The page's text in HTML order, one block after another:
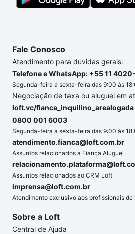
Fale Conosco
Atendimento para dúvidas gerais:
Telefone e WhatsApp: +55 11
Segunda-feira a sexta-feira das 9:00 às
Negociação de taxa ou aluguel em
loft.vc/fianca_inquilino_arealogada
0800 001 6003
Segunda-feira a sexta-feira das 9:00 às
atendimento.fianca@loft.com.br
Assuntos relacionados a Fiança Aluguel
Assuntos relacionados ao CRM Loft
imprensa@loft.com.br
Atendimento exclusivo aos profissionais de
Sobre a Loft
Central de Ajuda